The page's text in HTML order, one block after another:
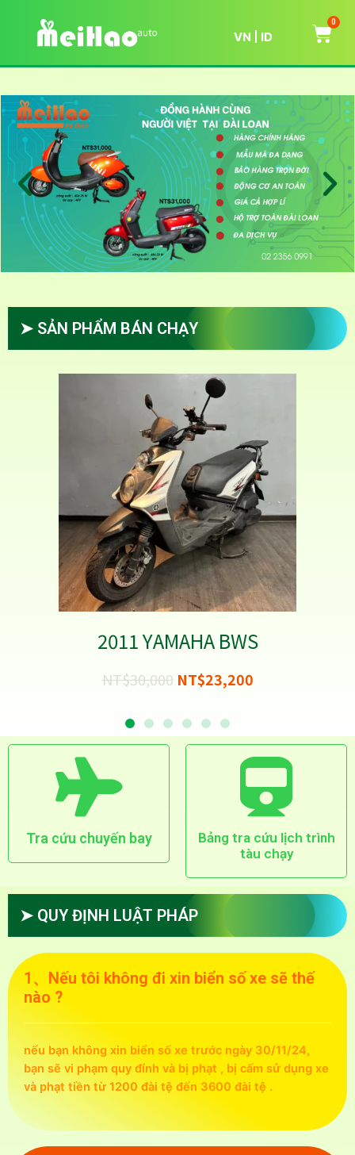
VN ID
0
➤ SẢN PHẨM BÁN CHẠY​
2020 GOGORO VIVA KEYLESS
NT$28,000NT$18,300
Tra cứu chuyến bay
Bảng tra cứu lịch trình
tàu chạy
➤ QUY ĐỊNH LUẬT PHÁP
1、Nếu tôi không đi xin biển số xe sẽ thế
nào ?
nếu bạn không xin biển số xe trước ngày 30/11/24,
bạn sẽ vi phạm quy đính và bị phạt , bị cấm sử dụng xe
và phạt tiền từ 1200 đài tệ đến 3600 đài tệ .